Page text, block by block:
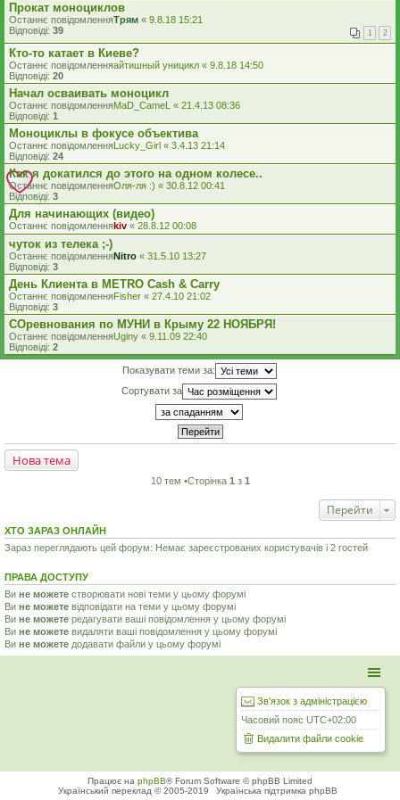
Прокат моноциклов
Останнє повідомленняТрям « 9.8.18 15:21
Відповіді: 39 1 2
Кто-то катает в Киеве?
Останнє повідомленняайтишный уницикл « 9.8.18 14:50
Відповіді: 20
Начал осваивать моноцикл
Останнє повідомленняMaD_CameL « 21.4.13 08:36
Відповіді: 1
Моноциклы в фокусе объектива
Останнє повідомленняLucky_Girl « 3.4.13 21:14
Відповіді: 24
Как я докатился до этого на одном колесе..
Останнє повідомленняОля-ля :) « 30.8.12 00:41
Відповіді: 3
Для начинающих (видео)
Останнє повідомленняkiv « 28.8.12 00:08
чуток из телека ;-)
Останнє повідомленняNitro « 31.5.10 13:27
Відповіді: 3
День Клиента в METRO Cash & Carry
Останнє повідомленняFisher « 27.4.10 21:02
Відповіді: 3
СОревнования по МУНИ в Крыму 22 НОЯБРЯ!
Останнє повідомленняUginy « 9.11.09 22:40
Відповіді: 2
Показувати теми за:
Сортувати за
Нова тема
10 тем •Сторінка 1 з 1
Перейти
ХТО ЗАРАЗ ОНЛАЙН
Зараз переглядають цей форум: Немає зареєстрованих користувачів і 2 гостей
ПРАВА ДОСТУПУ
Ви не можете створювати нові теми у цьому форумі
Ви не можете відповідати на теми у цьому форумі
Ви не можете редагувати ваші повідомлення у цьому форумі
Ви не можете видаляти ваші повідомлення у цьому форумі
Ви не можете додавати файли у цьому форумі
Зв'язок з адміністрацією
Часовий пояс UTC+02:00
Видалити файли cookie
Працює на phpBB® Forum Software © phpBB Limited
Український переклад © 2005-2019
Українська підтримка phpBB